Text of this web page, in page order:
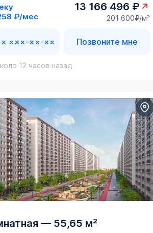
₽/мес
13 166 496 ₽
201 600₽/м²
×××-××-×× Позвоните мне
12 часов назад
— 55,65 м²